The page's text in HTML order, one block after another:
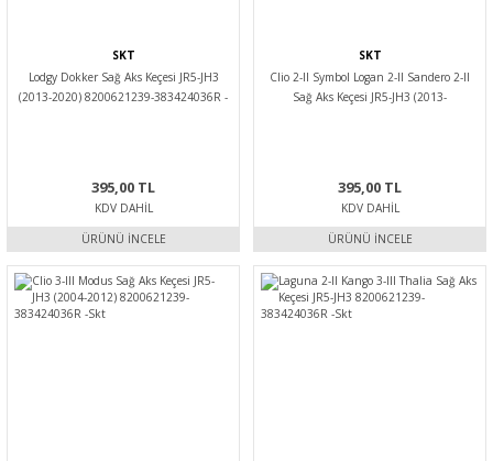
SKT
Lodgy Dokker Sağ Aks Keçesi JR5-JH3
(2013-2020) 8200621239-383424036R -
395,00 TL
KDV DAHIL
ÜRÜNÜ İNCELE
SKT
Clio 2-II Symbol Logan 2-II Sandero 2-II
Sağ Aks Keçesi JR5-JH3 (2013-
395,00 TL
KDV DAHIL
ÜRÜNÜ İNCELE